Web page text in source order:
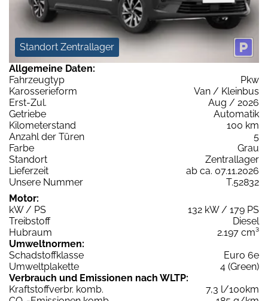
Standort Zentrallager
Allgemeine Daten:
Fahrzeugtyp
Pkw
Karosserieform
Van / Kleinbus
Erst-Zul.
Aug / 2026
Getriebe
Automatik
Kilometerstand
100 km
Anzahl der Türen
5
Farbe
Grau
Standort
Zentrallager
Lieferzeit
ab ca. 07.11.2026
Unsere Nummer
T.52832
Motor:
kW / PS
132 kW / 179 PS
Treibstoff
Diesel
Hubraum
2.197 cm³
Umweltnormen:
Schadstoffklasse
Euro 6e
Umweltplakette
4 (Green)
Verbrauch und Emissionen nach WLTP:
Kraftstoffverbr. komb.
7,3 l/100km